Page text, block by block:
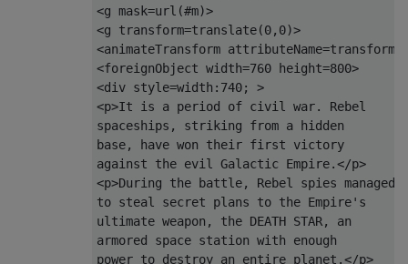
<g
<g
<animateTransform
<foreignObject
<div
<p>It is a period
spaceships,
base, have won
against the evil
<p>During the battle,
to steal secret
ultimate weapon,
armored space
power to destroy